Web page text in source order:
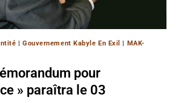
|Gouvernement Kabyle En Exil | MAK-
pour
» paraîtra le 03